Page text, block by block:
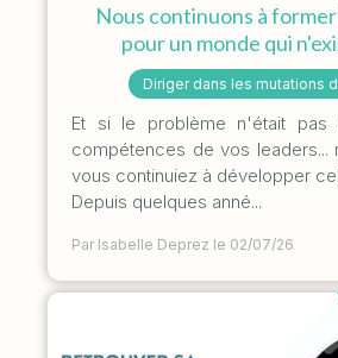
Nous continuons à
pour un monde qui
Diriger dans les mutations
Et si le problème n'était pas
compétences de vos leaders...
vous continuiez à développer
Depuis quelques anné...
Par Isabelle Deprez le 02/07/26